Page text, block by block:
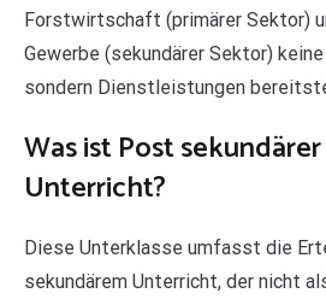
Forstwirtschaft (primärer Sektor)
Gewerbe (sekundärer Sektor)
sondern Dienstleistungen
Was ist Post
Unterricht?
Diese Unterklasse umfasst die
sekundärem Unterricht, der nicht